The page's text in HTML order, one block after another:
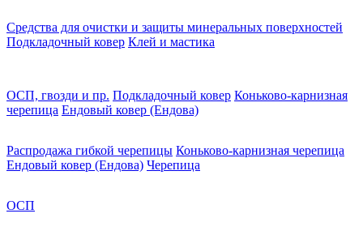
Средства для очистки и защиты минеральных поверхностей
Подкладочный ковер Клей и мастика
ОСП, гвозди и пр. Подкладочный ковер Коньково-карнизная
черепица Ендовый ковер (Ендова)
Распродажа гибкой черепицы Коньково-карнизная черепица
Ендовый ковер (Ендова) Черепица
ОСП